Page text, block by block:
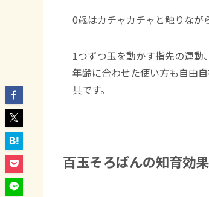
0歳はカチャカチャと触りなが
1つずつ玉を動かす指先の運
年齢に合わせた使い方も自由
具です。
百玉そろばんの知育効果